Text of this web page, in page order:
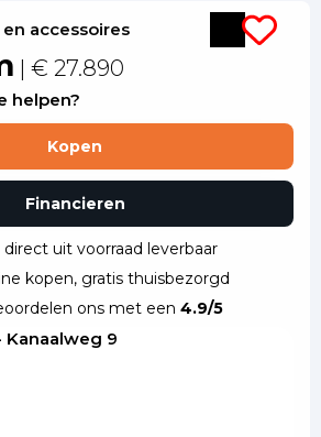
accessoires
| € 27.890
helpen?
Kopen
Financieren
uit voorraad leverbaar
kopen, gratis thuisbezorgd
ons met een 4.9/5
Kanaalweg 9